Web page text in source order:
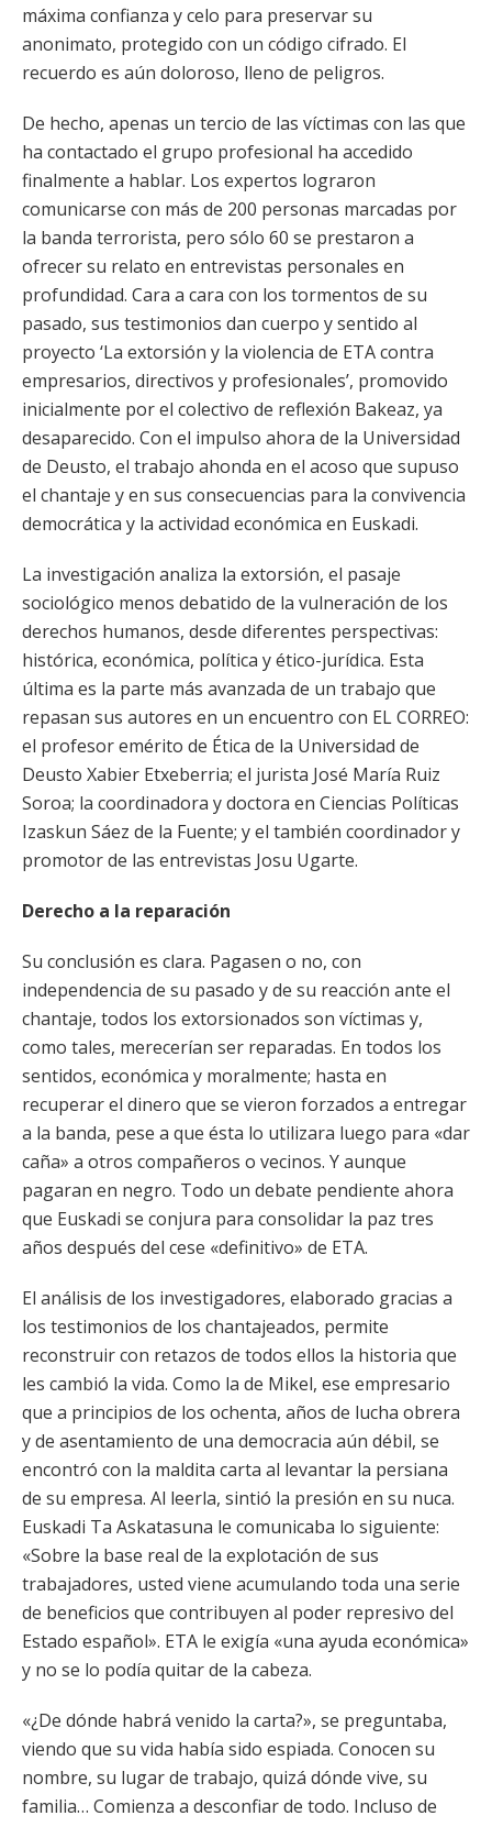
máxima confianza y celo para preservar su
anonimato, protegido con un código cifrado. El
recuerdo es aún doloroso, lleno de peligros.
De hecho, apenas un tercio de las víctimas con las que
ha contactado el grupo profesional ha accedido
finalmente a hablar. Los expertos lograron
comunicarse con más de 200 personas marcadas por
la banda terrorista, pero sólo 60 se prestaron a
ofrecer su relato en entrevistas personales en
profundidad. Cara a cara con los tormentos de su
pasado, sus testimonios dan cuerpo y sentido al
proyecto ‘La extorsión y la violencia de ETA contra
empresarios, directivos y profesionales’, promovido
inicialmente por el colectivo de reflexión Bakeaz, ya
desaparecido. Con el impulso ahora de la Universidad
de Deusto, el trabajo ahonda en el acoso que supuso
el chantaje y en sus consecuencias para la convivencia
democrática y la actividad económica en Euskadi.
La investigación analiza la extorsión, el pasaje
sociológico menos debatido de la vulneración de los
derechos humanos, desde diferentes perspectivas:
histórica, económica, política y ético-jurídica. Esta
última es la parte más avanzada de un trabajo que
repasan sus autores en un encuentro con EL CORREO:
el profesor emérito de Ética de la Universidad de
Deusto Xabier Etxeberria; el jurista José María Ruiz
Soroa; la coordinadora y doctora en Ciencias Políticas
Izaskun Sáez de la Fuente; y el también coordinador y
promotor de las entrevistas Josu Ugarte.
Derecho a la reparación
Su conclusión es clara. Pagasen o no, con
independencia de su pasado y de su reacción ante el
chantaje, todos los extorsionados son víctimas y,
como tales, merecerían ser reparadas. En todos los
sentidos, económica y moralmente; hasta en
recuperar el dinero que se vieron forzados a entregar
a la banda, pese a que ésta lo utilizara luego para «dar
caña» a otros compañeros o vecinos. Y aunque
pagaran en negro. Todo un debate pendiente ahora
que Euskadi se conjura para consolidar la paz tres
años después del cese «definitivo» de ETA.
El análisis de los investigadores, elaborado gracias a
los testimonios de los chantajeados, permite
reconstruir con retazos de todos ellos la historia que
les cambió la vida. Como la de Mikel, ese empresario
que a principios de los ochenta, años de lucha obrera
y de asentamiento de una democracia aún débil, se
encontró con la maldita carta al levantar la persiana
de su empresa. Al leerla, sintió la presión en su nuca.
Euskadi Ta Askatasuna le comunicaba lo siguiente:
«Sobre la base real de la explotación de sus
trabajadores, usted viene acumulando toda una serie
de beneficios que contribuyen al poder represivo del
Estado español». ETA le exigía «una ayuda económica»
y no se lo podía quitar de la cabeza.
«¿De dónde habrá venido la carta?», se preguntaba,
viendo que su vida había sido espiada. Conocen su
nombre, su lugar de trabajo, quizá dónde vive, su
familia… Comienza a desconfiar de todo. Incluso de